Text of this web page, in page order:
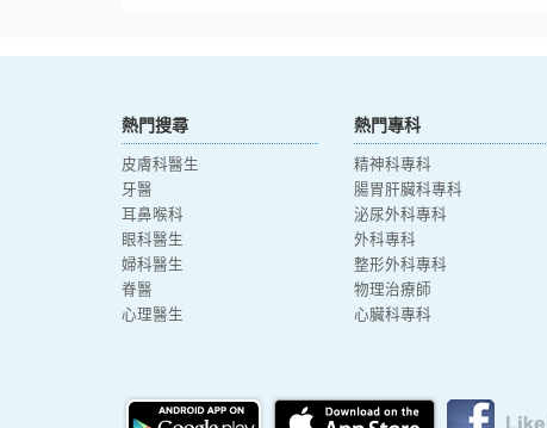
熱門搜尋
皮膚科醫生
牙醫
耳鼻喉科
眼科醫生
婦科醫生
脊醫
心理醫生
熱門專科
精神科專科
腸胃肝臟科專科
泌尿外科專科
外科專科
整形外科專科
物理治療師
心臟科專科